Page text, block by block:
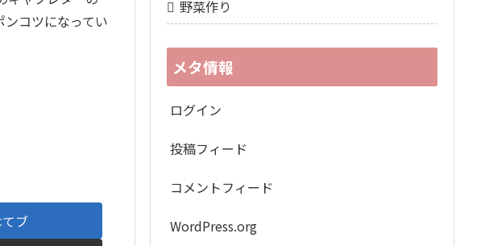
コツになってい
ブ
野菜作り
メタ情報
ログイン
投稿フィード
コメントフィード
WordPress.org